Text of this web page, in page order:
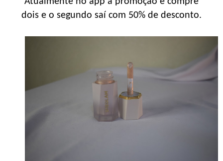
dois e o segundo saí com 50% de desconto.